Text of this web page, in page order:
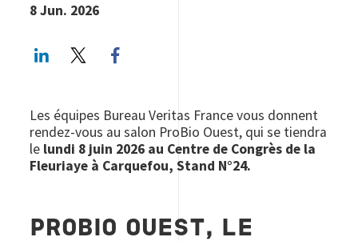
8 Jun. 2026
LinkedInTwitter
Les équipes Bureau Veritas France vous donnent
rendez-vous au salon ProBio Ouest, qui se tiendra
le lundi 8 juin 2026 au Centre de Congrès de la
Fleuriaye à Carquefou, Stand N°24.
PROBIO OUEST, LE